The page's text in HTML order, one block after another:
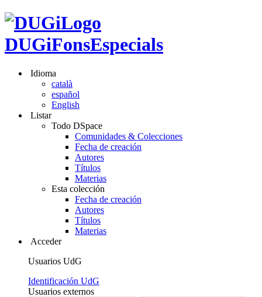
DUGiFonsEspecials
Idioma
català
español
English
Listar
Todo DSpace
Comunidades & Colecciones
Fecha de creación
Autores
Títulos
Materias
Esta colección
Fecha de creación
Autores
Títulos
Materias
Acceder
Usuarios UdG
Identificación UdG
Usuarios externos